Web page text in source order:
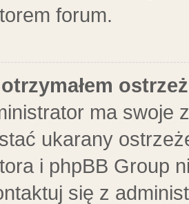
forum.
ma swoje
ukarany
i phpBB Group
się z